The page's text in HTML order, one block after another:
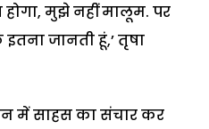
मुझे नहीं मालूम. पर
जानती हूं,’ तृषा
में साहस का संचार कर